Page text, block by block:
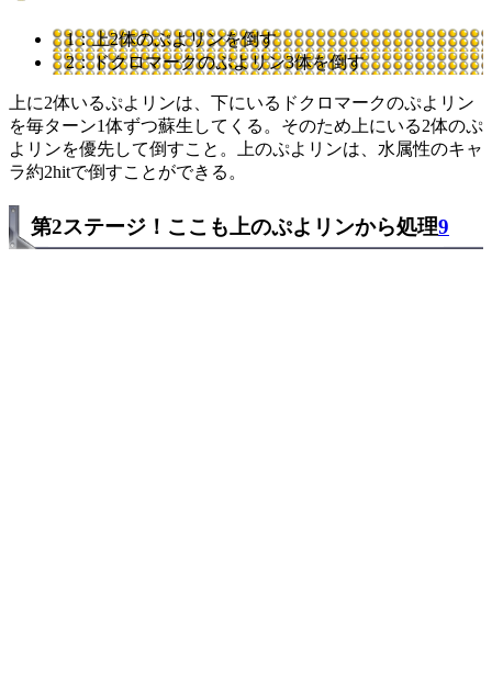
1：上2体のぷよリンを倒す
2：ドクロマークのぷよリン3体を倒す
上に2体いるぷよリンは、下にいるドクロマークのぷよリン
を毎ターン1体ずつ蘇生してくる。そのため上にいる2体のぷ
よリンを優先して倒すこと。上のぷよリンは、水属性のキャ
ラ約2hitで倒すことができる。
第2ステージ！ここも上のぷよリンから処理9